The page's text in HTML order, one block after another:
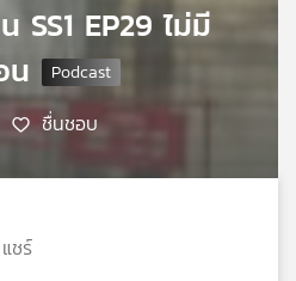
SS1 EP29 ไม่มี
น
ชื่นชอบ
แชร์